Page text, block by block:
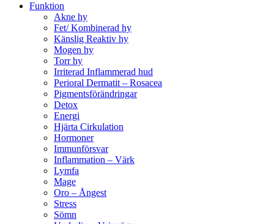
Funktion
Akne hy
Fet/ Kombinerad hy
Känslig Reaktiv hy
Mogen hy
Torr hy
Irriterad Inflammerad hud
Perioral Dermatit – Rosacea
Pigmentsförändringar
Detox
Energi
Hjärta Cirkulation
Hormoner
Immunförsvar
Inflammation – Värk
Lymfa
Mage
Oro – Ångest
Stress
Sömn